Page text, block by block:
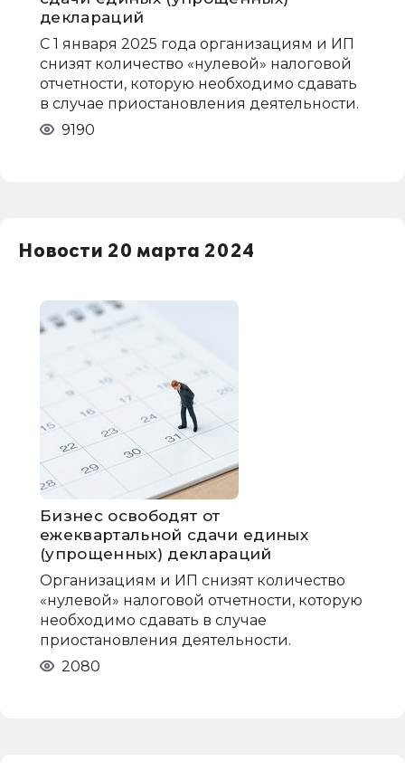
деклараций
С 1 января 2025 года организациям и ИП
снизят количество «нулевой» налоговой
отчетности, которую необходимо сдавать
в случае приостановления деятельности.
9190
Новости 20 марта 2024
Бизнес освободят от
ежеквартальной сдачи единых
(упрощенных) деклараций
Организациям и ИП снизят количество
«нулевой» налоговой отчетности, которую
необходимо сдавать в случае
приостановления деятельности.
2080